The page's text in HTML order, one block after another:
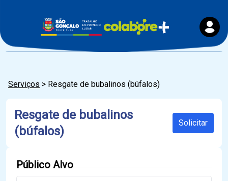
Serviços > Resgate de bubalinos (búfalos)
Resgate de bubalinos
(búfalos)
Solicitar
Público Alvo